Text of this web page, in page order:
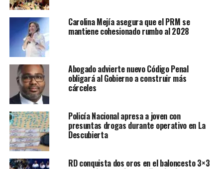
Carolina Mejía asegura que el PRM se
mantiene cohesionado rumbo al 2028
Abogado advierte nuevo Código Penal
obligará al Gobierno a construir más
cárceles
Policía Nacional apresa a joven con
presuntas drogas durante operativo en La
Descubierta
RD conquista dos oros en el baloncesto 3×3